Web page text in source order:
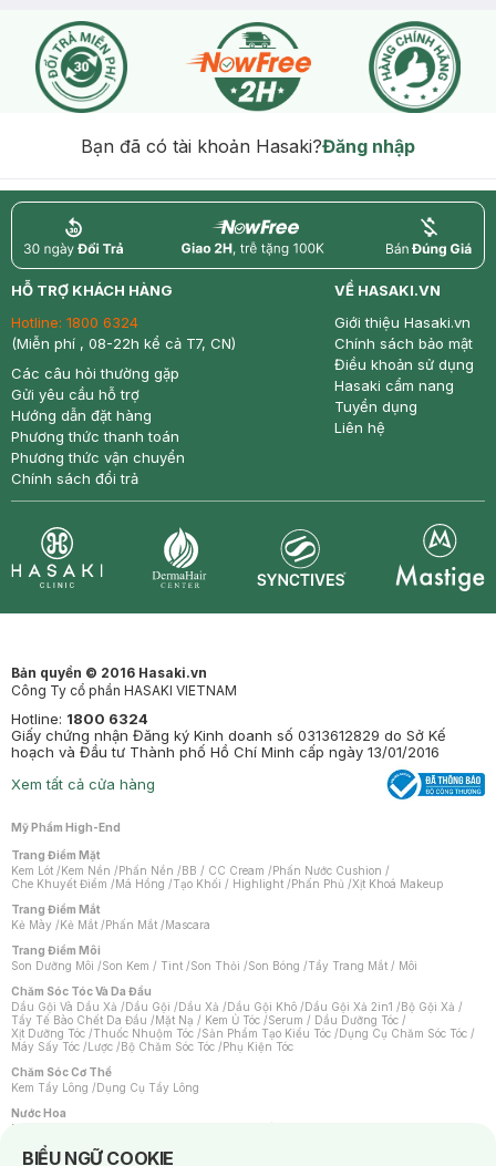
Bạn đã có tài khoản Hasaki?Đăng nhập
return nowfree price
HỖ TRỢ KHÁCH HÀNG
Hotline: 1800 6324
(Miễn phí , 08-22h kể cả T7, CN)
Các câu hỏi thường gặp
Gửi yêu cầu hỗ trợ
Hướng dẫn đặt hàng
Phương thức thanh toán
Phương thức vận chuyển
Chính sách đổi trả
VỀ HASAKI.VN
Giới thiệu Hasaki.vn
Chính sách bảo mật
Điều khoản sử dụng
Hasaki cẩm nang
Tuyển dụng
Liên hệ
Bản quyền © 2016 Hasaki.vn
Công Ty cổ phần HASAKI VIETNAM
Hotline: 1800 6324
Giấy chứng nhận Đăng ký Kinh doanh số 0313612829 do Sở Kế
hoạch và Đầu tư Thành phố Hồ Chí Minh cấp ngày 13/01/2016
Xem tất cả cửa hàng
Mỹ Phẩm High-End
Trang Điểm Mặt
Kem Lót /Kem Nền /Phấn Nền /BB / CC Cream /Phấn Nước Cushion /
Che Khuyết Điểm /Má Hồng /Tạo Khối / Highlight /Phấn Phủ /Xịt Khoá Makeup
Trang Điểm Mắt
Kẻ Mày /Kẻ Mắt /Phấn Mắt /Mascara
Trang Điểm Môi
Son Dưỡng Môi /Son Kem / Tint /Son Thỏi /Son Bóng /Tẩy Trang Mắt / Môi
Chăm Sóc Tóc Và Da Đầu
Dầu Gội Và Dầu Xả /Dầu Gội /Dầu Xả /Dầu Gội Khô /Dầu Gội Xả 2in1 /Bộ Gội Xả /
Tẩy Tế Bào Chết Da Đầu /Mặt Nạ / Kem Ủ Tóc /Serum / Dầu Dưỡng Tóc /
Xịt Dưỡng Tóc /Thuốc Nhuộm Tóc /Sản Phẩm Tạo Kiểu Tóc /Dụng Cụ Chăm Sóc Tóc /
Máy Sấy Tóc /Lược /Bộ Chăm Sóc Tóc /Phụ Kiện Tóc
Chăm Sóc Cơ Thể
Kem Tẩy Lông /Dụng Cụ Tẩy Lông
Nước Hoa
Nước Hoa Nữ
BIỂU NGỮ COOKIE
Notice about cookies usage